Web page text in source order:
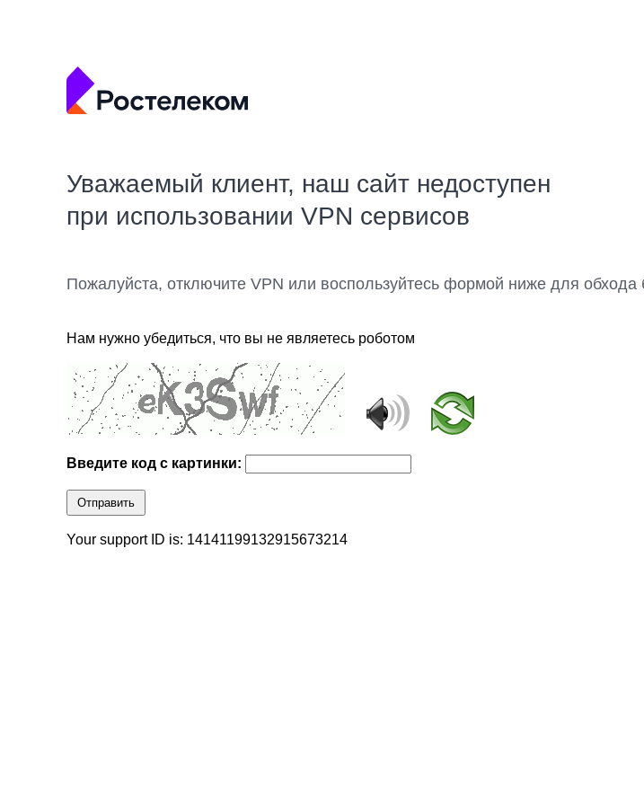
Уважаемый клиент, наш сайт недоступен
при использовании VPN сервисов
Пожалуйста, отключите VPN или воспользуйтесь формой ниже для обхода
Нам нужно убедиться, что вы не являетесь роботом
Введите код с картинки:
Отправить
Your support ID is: 14141199132915673214